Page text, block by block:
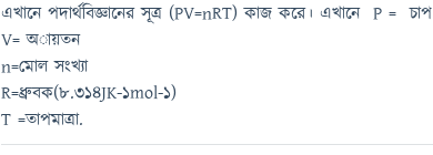
এখানে পদার্থবিজ্ঞানের সূত্র (PV=nRT) কাজ করে। এখানে P = চাপ
V= অায়তন
n=মোল সংখ্যা
R=ধ্রুবক(8.314JK-1mol-1)
T =তাপমাত্রা.